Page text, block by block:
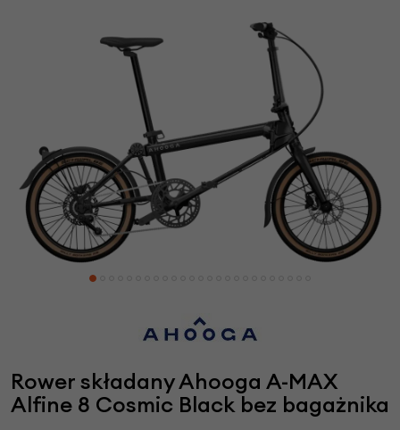
Rower składany Ahooga A-MAX
Alfine 8 Cosmic Black bez bagażnika